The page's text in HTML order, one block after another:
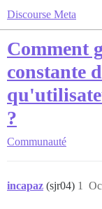
Discourse Meta
Comment
constante
?
Communauté
incapaz (sjr04) 1